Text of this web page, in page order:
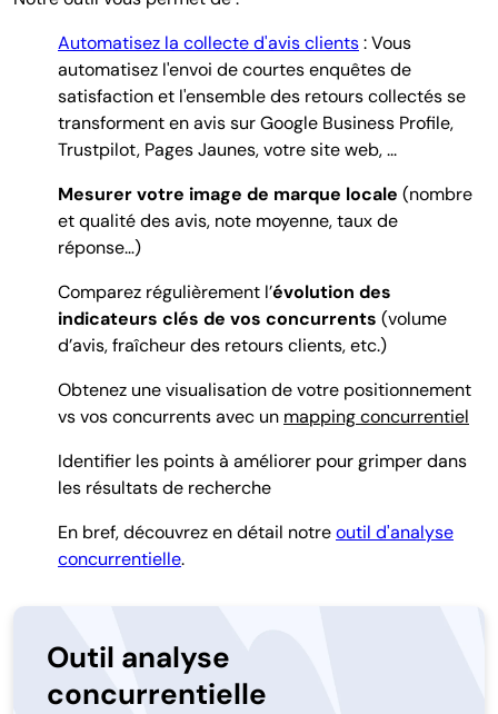
Automatisez la collecte d'avis clients: Vous
automatisez l'envoi de courtes enquêtes de
satisfaction et l'ensemble des retours collectés se
transforment en avis sur Google Business Profile,
Trustpilot, Pages Jaunes, votre site web, ...
Mesurer votre image de marque locale (nombre
et qualité des avis, note moyenne, taux de
réponse…)
Comparez régulièrement l’évolution des
indicateurs clés de vos concurrents (volume
d’avis, fraîcheur des retours clients, etc.)
Obtenez une visualisation de votre positionnement
vs vos concurrents avec un mapping concurrentiel
Identifier les points à améliorer pour grimper dans
les résultats de recherche
En bref, découvrez en détail notreoutil d'analyse
concurrentielle.
Outil analyse
concurrentielle